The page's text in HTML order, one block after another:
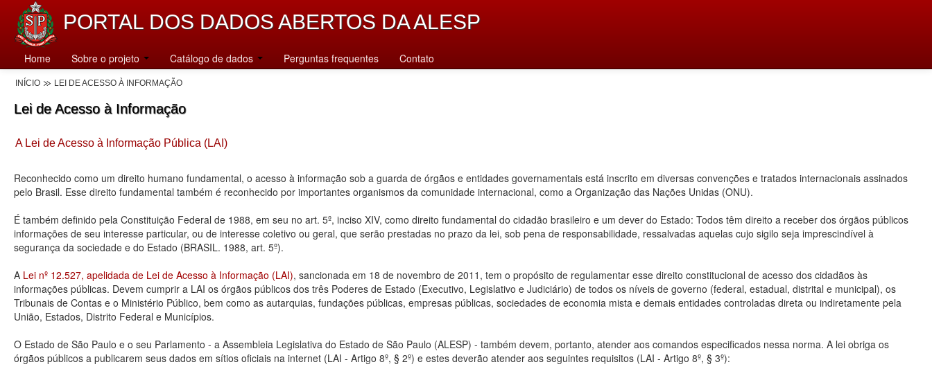
PORTAL DOS DADOS ABERTOS DA ALESP
Home Sobre o projeto Catálogo de dados Perguntas frequentes Contato
INÍCIO LEI DE ACESSO À INFORMAÇÃO
Lei de Acesso à Informação
A Lei de Acesso à Informação Pública (LAI)
Reconhecido como um direito humano fundamental, o acesso à informação sob a guarda de órgãos e entidades governamentais está inscrito em diversas convenções e tratados internacionais assinados
pelo Brasil. Esse direito fundamental também é reconhecido por importantes organismos da comunidade internacional, como a Organização das Nações Unidas (ONU).
É também definido pela Constituição Federal de 1988, em seu no art. 5º, inciso XIV, como direito fundamental do cidadão brasileiro e um dever do Estado: Todos têm direito a receber dos órgãos públicos
informações de seu interesse particular, ou de interesse coletivo ou geral, que serão prestadas no prazo da lei, sob pena de responsabilidade, ressalvadas aquelas cujo sigilo seja imprescindível à
segurança da sociedade e do Estado (BRASIL. 1988, art. 5º).
A Lei nº 12.527, apelidada de Lei de Acesso à Informação (LAI), sancionada em 18 de novembro de 2011, tem o propósito de regulamentar esse direito constitucional de acesso dos cidadãos às
informações públicas. Devem cumprir a LAI os órgãos públicos dos três Poderes de Estado (Executivo, Legislativo e Judiciário) de todos os níveis de governo (federal, estadual, distrital e municipal), os
Tribunais de Contas e o Ministério Público, bem como as autarquias, fundações públicas, empresas públicas, sociedades de economia mista e demais entidades controladas direta ou indiretamente pela
União, Estados, Distrito Federal e Municípios.
O Estado de São Paulo e o seu Parlamento - a Assembleia Legislativa do Estado de São Paulo (ALESP) - também devem, portanto, atender aos comandos especificados nessa norma. A lei obriga os
órgãos públicos a publicarem seus dados em sítios oficiais na internet (LAI - Artigo 8º, § 2º) e estes deverão atender aos seguintes requisitos (LAI - Artigo 8º, § 3º):